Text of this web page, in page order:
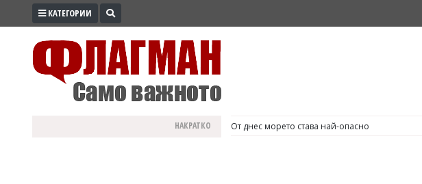
ПРОМО
КАТЕГОРИИ
НАКРАТКО България е №1 в ЕС по пушене на цигари